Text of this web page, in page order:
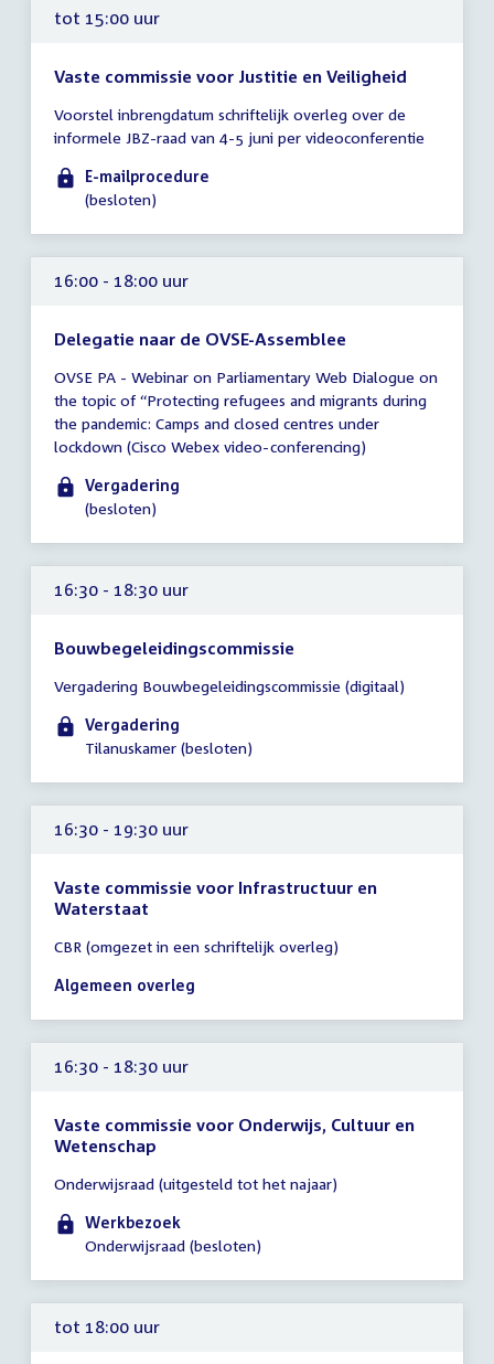
tot 15:00 uur
Vaste commissie voor Justitie en Veiligheid
vergadering
tot
15:00
uur
Voorstel inbrengdatum schriftelijk overleg over de
informele JBZ-raad van 4-5 juni per videoconferentie
E-mailprocedure
(besloten)
16:00 - 18:00 uur
Delegatie naar de OVSE-Assemblee
vergadering
16:00
-
18:00
uur
OVSE PA - Webinar on Parliamentary Web Dialogue on
the topic of “Protecting refugees and migrants during
the pandemic: Camps and closed centres under
lockdown (Cisco Webex video-conferencing)
Vergadering
(besloten)
16:30 - 18:30 uur
Bouwbegeleidingscommissie
vergadering
16:30
-
uur
Vergadering Bouwbegeleidingscommissie (digitaal)
Vergadering
Tilanuskamer (besloten)
16:30 - 19:30 uur
Vaste commissie voor Infrastructuur en
Waterstaat
vergadering
16:30
19:30
uur
CBR (omgezet in een schriftelijk overleg)
Algemeen overleg
16:30 - 18:30 uur
Vaste commissie voor Onderwijs, Cultuur en
Wetenschap
vergadering
16:30
-
uur
Onderwijsraad (uitgesteld tot het najaar)
Werkbezoek
Onderwijsraad (besloten)
tot 18:00 uur